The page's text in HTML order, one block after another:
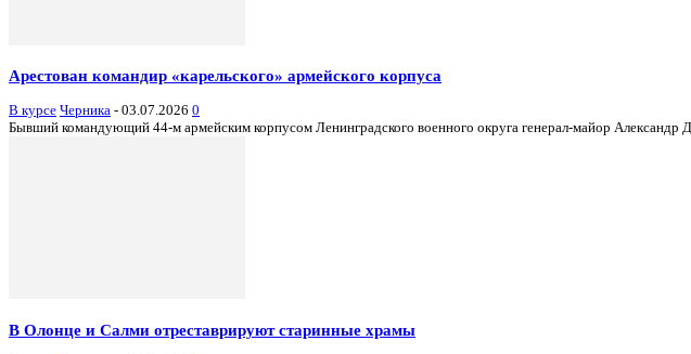
Арестован командир «карельского» армейского корпуса
В курсе Черника - 03.07.2026 0
Бывший командующий 44-м армейским корпусом Ленинградского военного округа генерал-майор
В Олонце и Салми отреставрируют старинные храмы